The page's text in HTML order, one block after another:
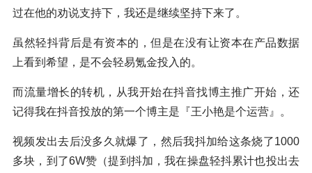
过在他的劝说支持下，我还是继续坚持下来了。
虽然轻抖背后是有资本的，但是在没有让资本在产品数据
上看到希望，是不会轻易氪金投入的。
而流量增长的转机，从我开始在抖音找博主推广开始，还
记得我在抖音投放的第一个博主是『王小艳是个运营』。
视频发出去后没多久就爆了，然后我抖加给这条烧了1000
多块，到了6W赞（提到抖加，我在操盘轻抖累计也投出去